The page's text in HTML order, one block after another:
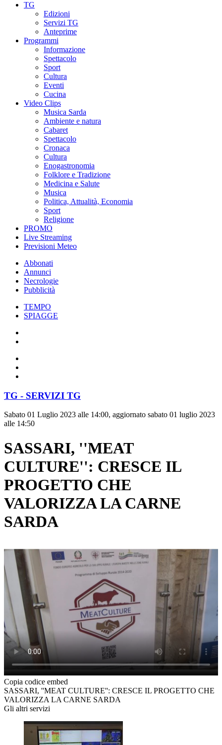
TG
Edizioni
Servizi TG
Anteprime
Programmi
Informazione
Spettacolo
Sport
Cultura
Eventi
Cucina
Video Clips
Musica Sarda
Ambiente e natura
Cabaret
Spettacolo
Cronaca
Cultura
Enogastronomia
Folklore e Tradizione
Medicina e Salute
Musica
Politica, Attualità, Economia
Sport
Religione
PROMO
Live Streaming
Previsioni Meteo
Abbonati
Annunci
Necrologie
Pubblicità
TEMPO
SPIAGGE
TG - SERVIZI TG
Sabato 01 Luglio 2023 alle 14:00, aggiornato sabato 01 luglio 2023
alle 14:50
SASSARI, ''MEAT
CULTURE'': CRESCE IL
PROGETTO CHE
VALORIZZA LA CARNE
SARDA
Copia codice embed
SASSARI, ''MEAT CULTURE'': CRESCE IL PROGETTO CHE
VALORIZZA LA CARNE SARDA
Gli altri servizi